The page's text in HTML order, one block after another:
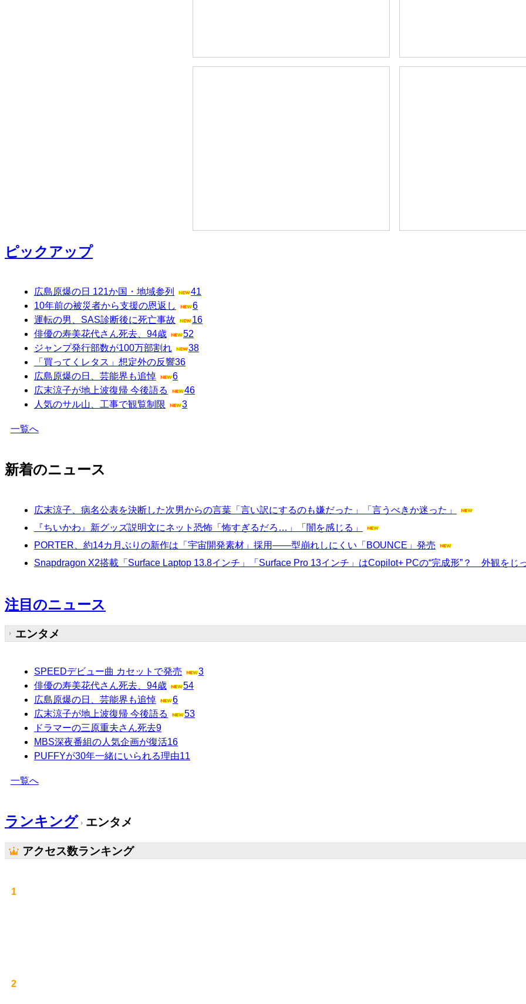
ピックアップ
広島原爆の日 121か国・地域参列
41
10年前の被災者から支援の恩返し
6
運転の男、SAS診断後に死亡事故
16
俳優の寿美花代さん死去、94歳
52
ジャンプ発行部数が100万部割れ
38
「買ってくレタス」想定外の反響36
広島原爆の日、芸能界も追悼
6
広末涼子が地上波復帰 今後語る
46
人気のサル山、工事で観覧制限
3
一覧へ
新着のニュース
広末涼子、病名公表を決断した次男からの言葉「言い訳にするのも嫌だった」「言うべきか迷った」
『ちいかわ』新グッズ説明文にネット恐怖「怖すぎるだろ…」「闇を感じる」
PORTER、約14カ月ぶりの新作は「宇宙開発素材」採用――型崩れしにくい「BOUNCE」発売
Snapdragon X2搭載「Surface Laptop 13.8インチ」「Surface Pro 13インチ」はCopilot+ PCの“完成形”？ 外観をじ
注目のニュース
エンタメ
SPEEDデビュー曲 カセットで発売
3
俳優の寿美花代さん死去、94歳
54
広島原爆の日、芸能界も追悼
6
広末涼子が地上波復帰 今後語る
53
ドラマーの三原重夫さん死去9
MBS深夜番組の人気企画が復活16
PUFFYが30年一緒にいられる理由11
一覧へ
ランキング エンタメ
アクセス数ランキング
1
2